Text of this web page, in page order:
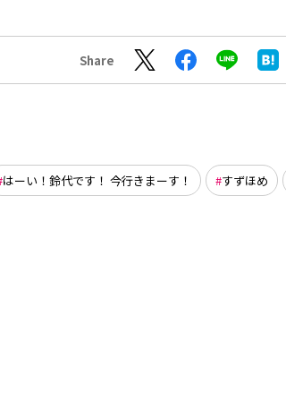
Share
はーい！鈴代です！ 今行きまーす！ すずほめ